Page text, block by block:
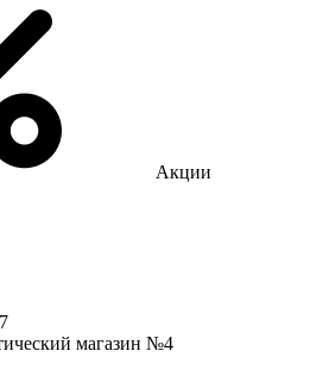
Акции
магазин №4